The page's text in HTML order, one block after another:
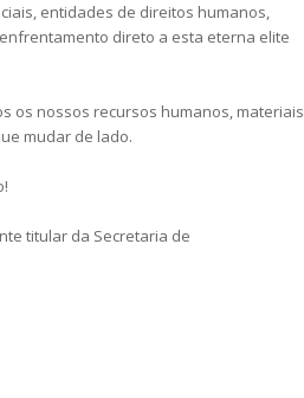
entidades de direitos humanos,
direto a esta eterna elite
os nossos recursos humanos, materiais
mudar de lado.
titular da Secretaria de